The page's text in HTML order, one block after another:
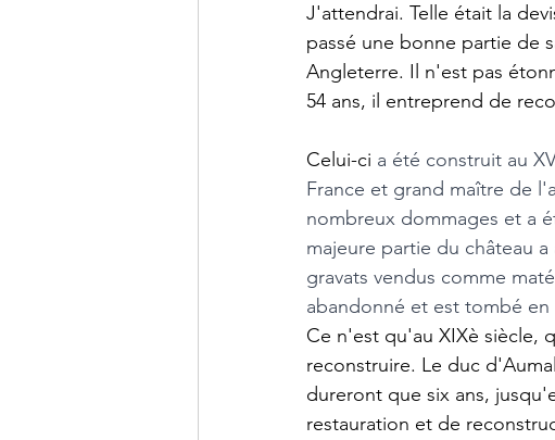
J'attendrai. Telle était la
passé une bonne partie de
Angleterre. Il n'est pas
54 ans, il entreprend de
Celui-ci a été construit au
France et grand maître de
nombreux dommages et a
majeure partie du château
gravats vendus comme
abandonné et est tombé
Ce n'est qu'au XIXè siècle,
reconstruire. Le duc
dureront que six ans,
restauration et de